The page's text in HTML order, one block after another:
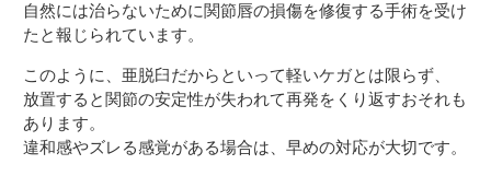
自然には治らないために関節唇の損傷を修復する手術を受け
たと報じられています。
このように、亜脱臼だからといって軽いケガとは限らず、
放置すると関節の安定性が失われて再発をくり返すおそれも
あります。
違和感やズレる感覚がある場合は、早めの対応が大切です。